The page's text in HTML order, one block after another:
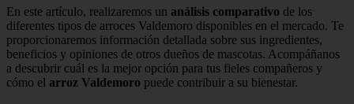
En este artículo, realizaremos un análisis comparativo de los
diferentes tipos de arroces Valdemoro disponibles en el mercado. Te
proporcionaremos información detallada sobre sus ingredientes,
beneficios y opiniones de otros dueños de mascotas. Acompáñanos
a descubrir cuál es la mejor opción para tus fieles compañeros y
cómo el arroz Valdemoro puede contribuir a su bienestar.